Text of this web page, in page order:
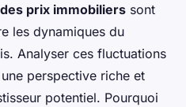
de lecture
prix immobiliers sont
les dynamiques du
Analyser ces fluctuations
perspective riche et
potentiel. Pourquoi